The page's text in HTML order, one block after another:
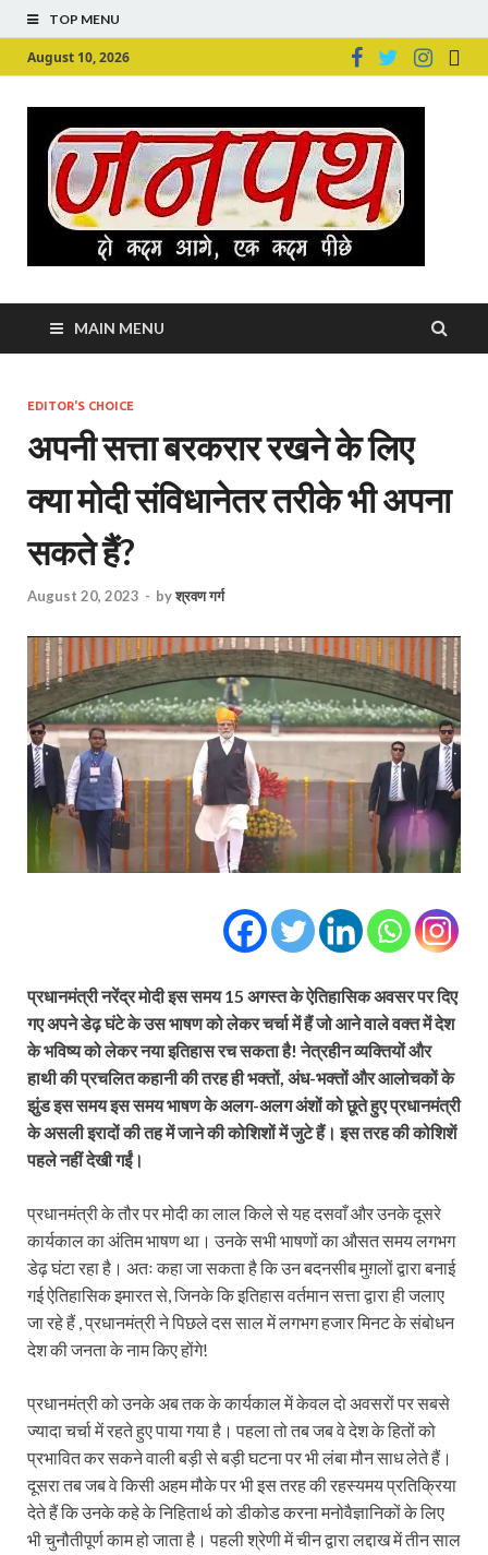
TOP MENU
August 10, 2026
MAIN MENU
EDITOR'S CHOICE
अपनी सत्ता बरकरार रखने के लिए
क्या मोदी संविधानेतर तरीके भी अपना
सकते हैं?
August 20, 2023 - byश्रवण गर्ग
प्रधानमंत्री नरेंद्र मोदी इस समय 15 अगस्त के ऐतिहासिक अवसर पर दिए
गए अपने डेढ़ घंटे के उस भाषण को लेकर चर्चा में हैं जो आने वाले वक्त में देश
के भविष्य को लेकर नया इतिहास रच सकता है! नेत्रहीन व्यक्तियों और
हाथी की प्रचलित कहानी की तरह ही भक्तों, अंध-भक्तों और आलोचकों के
झुंड इस समय इस समय भाषण के अलग-अलग अंशों को छूते हुए प्रधानमंत्री
के असली इरादों की तह में जाने की कोशिशों में जुटे हैं। इस तरह की कोशिशें
पहले नहीं देखी गईं।
प्रधानमंत्री के तौर पर मोदी का लाल किले से यह दसवाँ और उनके दूसरे
कार्यकाल का अंतिम भाषण था। उनके सभी भाषणों का औसत समय लगभग
डेढ़ घंटा रहा है। अतः कहा जा सकता है कि उन बदनसीब मुग़लों द्वारा बनाई
गई ऐतिहासिक इमारत से, जिनके कि इतिहास वर्तमान सत्ता द्वारा ही जलाए
जा रहे हैं , प्रधानमंत्री ने पिछले दस साल में लगभग हजार मिनट के संबोधन
देश की जनता के नाम किए होंगे!
प्रधानमंत्री को उनके अब तक के कार्यकाल में केवल दो अवसरों पर सबसे
ज्यादा चर्चा में रहते हुए पाया गया है। पहला तो तब जब वे देश के हितों को
प्रभावित कर सकने वाली बड़ी से बड़ी घटना पर भी लंबा मौन साध लेते हैं।
दूसरा तब जब वे किसी अहम मौके पर भी इस तरह की रहस्यमय प्रतिक्रिया
देते हैं कि उनके कहे के निहितार्थ को डीकोड करना मनोवैज्ञानिकों के लिए
भी चुनौतीपूर्ण काम हो जाता है। पहली श्रेणी में चीन द्वारा लद्दाख में तीन साल